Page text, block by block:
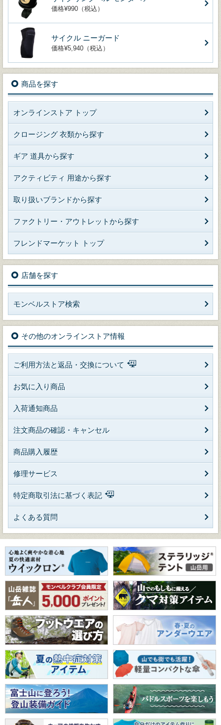
価格¥990（税込）
サイクル ニーガード
価格¥5,940（税込）
商品を探す
オンラインストア トップ
クロージング 衣類から探す
ギア 道具から探す
アクティビティ 用途から探す
取り扱いブランドから探す
ファクトリー・アウトレットから探す
フレンドマーケット トップ
店舗を探す
モンベルストア検索
その他のオンラインストア情報
ご利用方法と返品・交換について
お気に入り商品
入荷通知商品
注文商品の確認・キャンセル
商品購入履歴
修理サービス
特定商取引法に基づく表記
よくある質問